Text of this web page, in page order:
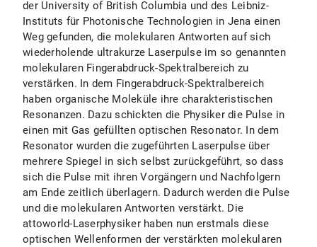
der University of British Columbia und des Leibniz-
Instituts für Photonische Technologien in Jena einen
Weg gefunden, die molekularen Antworten auf sich
wiederholende ultrakurze Laserpulse im so genannten
molekularen Fingerabdruck-Spektralbereich zu
verstärken. In dem Fingerabdruck-Spektralbereich
haben organische Moleküle ihre charakteristischen
Resonanzen. Dazu schickten die Physiker die Pulse in
einen mit Gas gefüllten optischen Resonator. In dem
Resonator wurden die zugeführten Laserpulse über
mehrere Spiegel in sich selbst zurückgeführt, so dass
sich die Pulse mit ihren Vorgängern und Nachfolgern
am Ende zeitlich überlagern. Dadurch werden die Pulse
und die molekularen Antworten verstärkt. Die
attoworld-Laserphysiker haben nun erstmals diese
optischen Wellenformen der verstärkten molekularen